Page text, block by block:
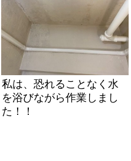
私は、恐れることなく水
を浴びながら作業しまし
た！！